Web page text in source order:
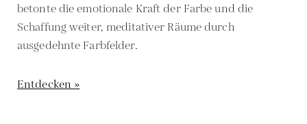
betonte die emotionale Kraft der Farbe und die
Schaffung weiter, meditativer Räume durch
ausgedehnte Farbfelder.
Entdecken »